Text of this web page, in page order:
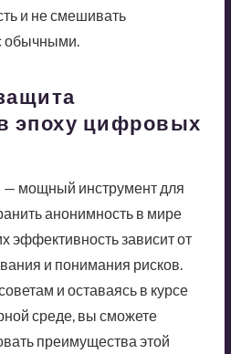
и не смешивать
обычными.
эпоху цифровых
— мощный инструмент для
анонимность в мире
эффективность зависит от
и понимания рисков.
и оставаясь в курсе
среде, вы сможете
преимущества этой